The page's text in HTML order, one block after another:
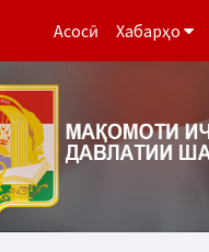
Асосӣ Хабарҳо